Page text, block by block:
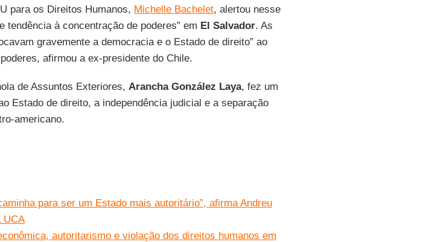
para os Direitos Humanos, Michelle Bachelet, alertou nesse
tendência à concentração de poderes” em El Salvador. As
gravemente a democracia e o Estado de direito” ao
afirmou a ex-presidente do Chile.
de Assuntos Exteriores, Arancha González Laya, fez um
Estado de direito, a independência judicial e a separação
americano.
para ser um Estado mais autoritário”, afirma Andreu
UCA
autoritarismo e violação dos direitos humanos em